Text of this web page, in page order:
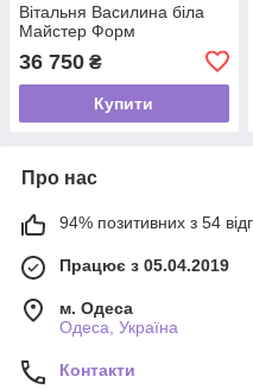
Вітальня Василина біла
Майстер Форм
36 750 ₴
Купити
Про нас
94% позитивних з 54
Працює з 05.04.2019
м. Одеса
Одеса, Україна
Контакти